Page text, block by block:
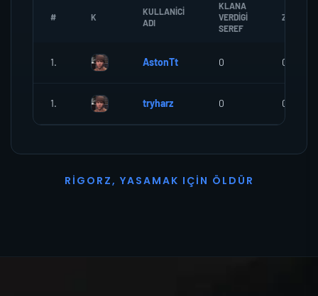
# K
KULLANICI
ADI
KLANA
VERDIGI
SEREF
ZOMBI
1. AstonTt 0 0
1. tryharz 0 0
R I G O R Z, YASAMAK I ÇI N Ö L D Ü R